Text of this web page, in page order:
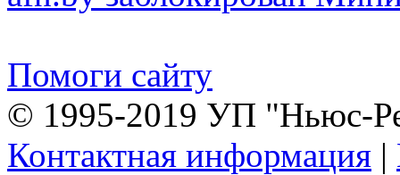
Помоги сайту
© 1995-2019 УП "Ньюс-
Контактная информация |